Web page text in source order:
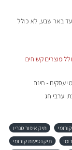
עד באר שבע, לא כולל
מוצרים קשיחים
וערבי חג
תיק איפור סנריו
תיק נסיעות קורומי